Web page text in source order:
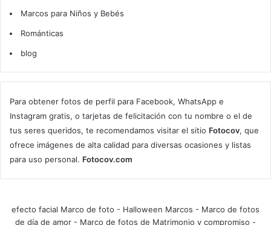
Marcos para Niños y Bebés
Románticas
blog
Para obtener fotos de perfil para Facebook, WhatsApp e
Instagram gratis, o tarjetas de felicitación con tu nombre o el de
tus seres queridos, te recomendamos visitar el sitio Fotocov, que
ofrece imágenes de alta calidad para diversas ocasiones y listas
para uso personal. Fotocov.com
efecto facial Marco de foto - Halloween Marcos - Marco de fotos
de día de amor - Marco de fotos de Matrimonio y compromiso -